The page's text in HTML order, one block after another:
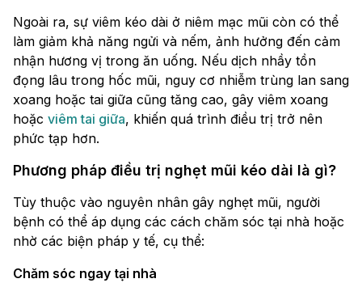
Ngoài ra, sự viêm kéo dài ở niêm mạc mũi còn có thể
làm giảm khả năng ngửi và nếm, ảnh hưởng đến cảm
nhận hương vị trong ăn uống. Nếu dịch nhầy tồn
đọng lâu trong hốc mũi, nguy cơ nhiễm trùng lan sang
xoang hoặc tai giữa cũng tăng cao, gây viêm xoang
hoặc viêm tai giữa, khiến quá trình điều trị trở nên
phức tạp hơn.
Phương pháp điều trị nghẹt mũi kéo dài là gì?
Tùy thuộc vào nguyên nhân gây nghẹt mũi, người
bệnh có thể áp dụng các cách chăm sóc tại nhà hoặc
nhờ các biện pháp y tế, cụ thể:
Chăm sóc ngay tại nhà